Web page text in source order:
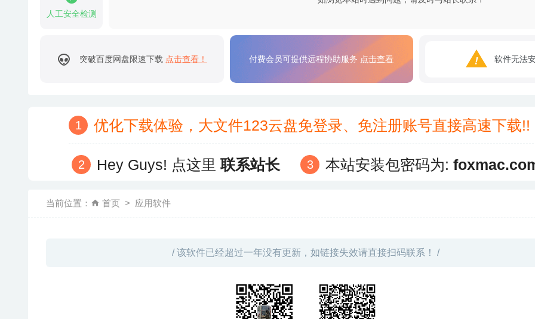
人工安全检测
突破百度网盘限速下载 点击查看！ 付费会员可提供远程协助服务 点击查看 软件无法
优化下载体验，大文件123云盘免登录、免注册账号直接高速下
Hey Guys! 点这里联系站长 本站安装包密码为:
当前位置： 首页 应用软件
/ 该软件已经超过一年没有更新，如链接失效请直接扫码联系！ /